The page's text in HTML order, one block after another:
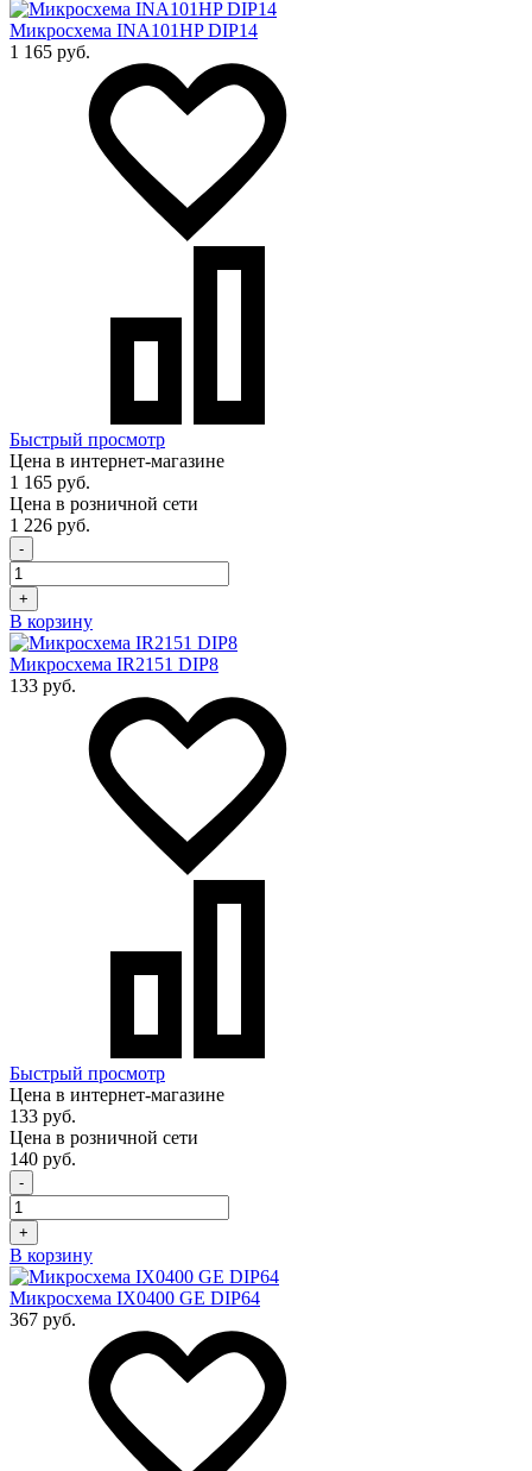
Микросхема INA101HP DIP14
1 165 руб.
Быстрый просмотр
Цена в интернет-магазине
1 165 руб.
Цена в розничной сети
1 226 руб.
-
+
В корзину
Микросхема IR2151 DIP8
133 руб.
Быстрый просмотр
Цена в интернет-магазине
133 руб.
Цена в розничной сети
140 руб.
-
+
В корзину
Микросхема IX0400 GE DIP64
367 руб.